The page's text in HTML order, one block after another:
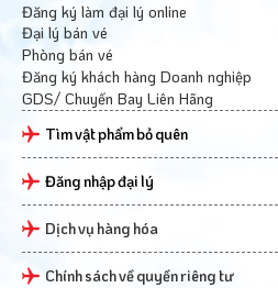
Đăng ký làm đại lý online
Đại lý bán vé
Phòng bán vé
Đăng ký khách hàng Doanh nghiệp
GDS/ Chuyến Bay Liên Hãng
Tìm vật phẩm bỏ quên
Đăng nhập đại lý
Dịch vụ hàng hóa
Chính sách về quyền riêng tư